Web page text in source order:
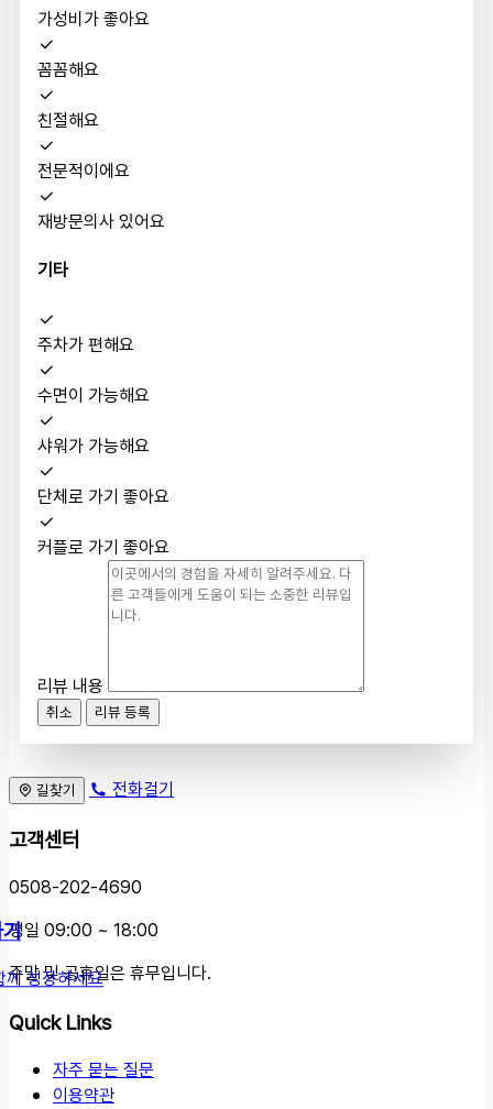
가성비가 좋아요
꼼꼼해요
친절해요
전문적이에요
재방문의사 있어요
기타
주차가 편해요
수면이 가능해요
샤워가 가능해요
단체로 가기 좋아요
커플로 가기 좋아요
리뷰 내용
취소 리뷰 등록
길찾기 전화걸기
고객센터
0508-202-4690
평일 09:00 ~ 18:00
주말 및 공휴일은 휴무입니다.
Quick Links
자주 묻는 질문
이용약관
께 성장하세요